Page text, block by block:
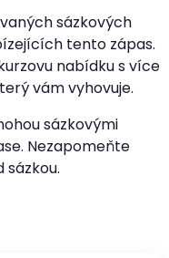
sázkových
tento zápas.
nabídku s více
vám vyhovuje.
sázkovými
Nezapomeňte